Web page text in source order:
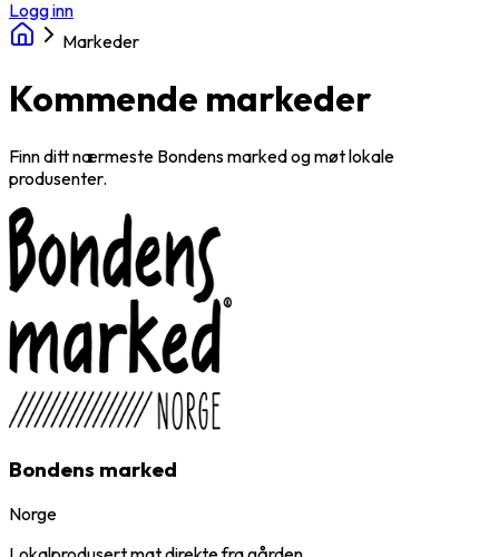
Logg inn
Markeder
Kommende markeder
Finn ditt nærmeste Bondens marked og møt lokale
produsenter.
Bondens marked
Norge